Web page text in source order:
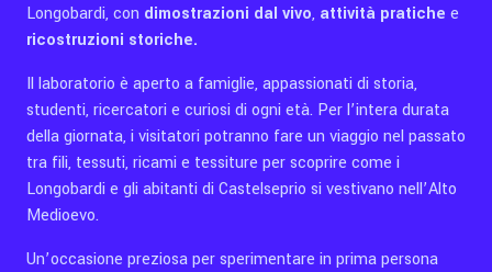
Longobardi, con dimostrazioni dal vivo, attività pratiche e
ricostruzioni storiche.
Il laboratorio è aperto a famiglie, appassionati di storia,
studenti, ricercatori e curiosi di ogni età. Per l’intera durata
della giornata, i visitatori potranno fare un viaggio nel passato
tra fili, tessuti, ricami e tessiture per scoprire come i
Longobardi e gli abitanti di Castelseprio si vestivano nell’Alto
Medioevo.
Un’occasione preziosa per sperimentare in prima persona